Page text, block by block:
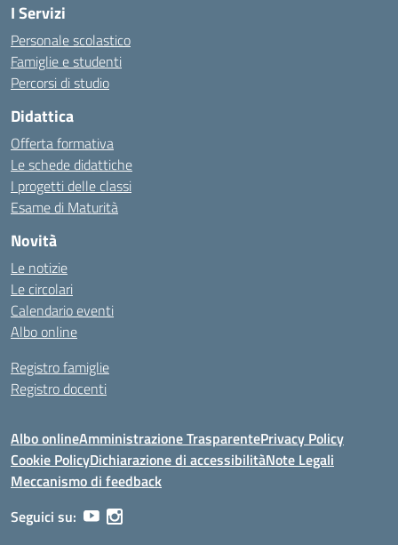
I Servizi
Personale scolastico
Famiglie e studenti
Percorsi di studio
Didattica
Offerta formativa
Le schede didattiche
I progetti delle classi
Esame di Maturità
Novità
Le notizie
Le circolari
Calendario eventi
Albo online
Registro famiglie
Registro docenti
Albo onlineAmministrazione TrasparentePrivacy Policy
Cookie PolicyDichiarazione di accessibilitàNote Legali
Meccanismo di feedback
Seguici su: